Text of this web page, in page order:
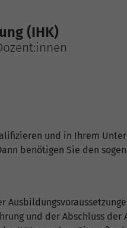
(IHK)
und in Ihrem
benötigen Sie den
und der Abschluss der